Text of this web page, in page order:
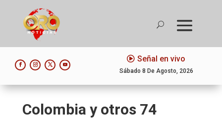
Señal en vivo
Sábado 8 De Agosto, 2026
Colombia y otros 74